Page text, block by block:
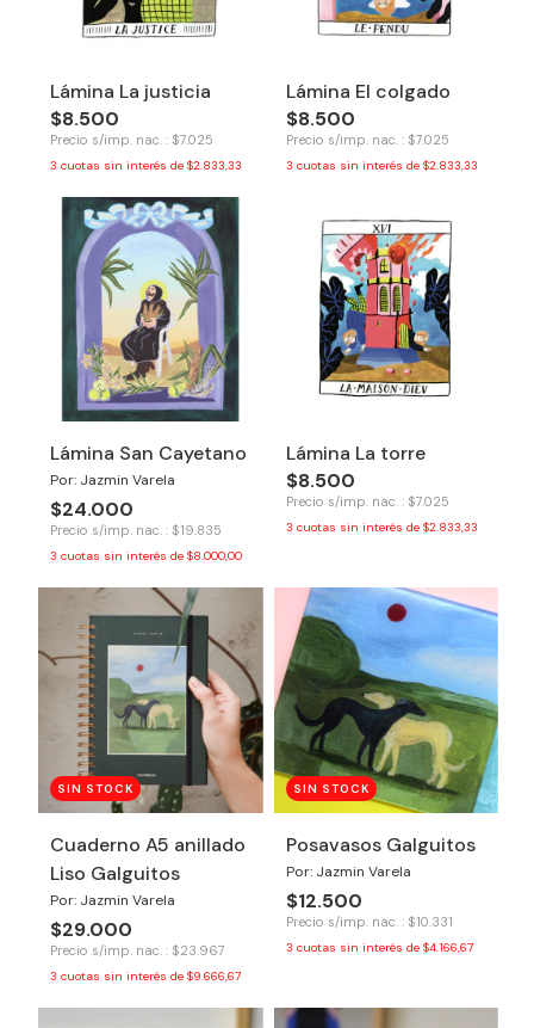
Lámina La justicia
$8.500
Precio s/imp. nac. : $7.025
3 cuotas sin interés de $2.833,33
Lámina El colgado
$8.500
Precio s/imp. nac. : $7.025
3 cuotas sin interés de $2.833,33
Lámina San Cayetano
Por: Jazmin Varela
$24.000
Precio s/imp. nac. : $19.835
3 cuotas sin interés de $8.000,00
Lámina La torre
$8.500
Precio s/imp. nac. : $7.025
3 cuotas sin interés de $2.833,33
SIN STOCK
Cuaderno A5 anillado
Liso Galguitos
Por: Jazmin Varela
$29.000
Precio s/imp. nac. : $23.967
3 cuotas sin interés de $9.666,67
SIN STOCK
Posavasos Galguitos
Por: Jazmin Varela
$12.500
Precio s/imp. nac. : $10.331
3 cuotas sin interés de $4.166,67